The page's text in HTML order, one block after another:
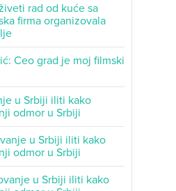
rad od kuće sa
firma organizovala
Ceo grad je moj filmski
u Srbiji iliti kako
odmor u Srbiji
u Srbiji iliti kako
odmor u Srbiji
u Srbiji iliti kako